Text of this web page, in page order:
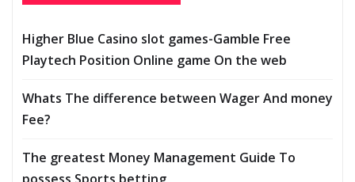
Higher Blue Casino slot games-Gamble Free
Playtech Position Online game On the web
Whats The difference between Wager And money
Fee?
The greatest Money Management Guide To